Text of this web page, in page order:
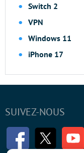
Switch 2
VPN
Windows 11
iPhone 17
SUIVEZ-NOUS
FacebookTwitter